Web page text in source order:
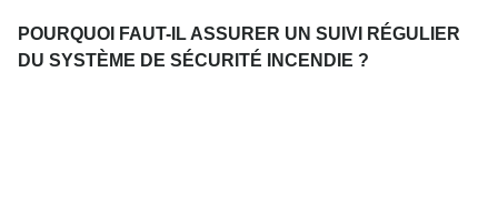
POURQUOI FAUT-IL ASSURER UN SUIVI RÉGULIER
DU SYSTÈME DE SÉCURITÉ INCENDIE ?